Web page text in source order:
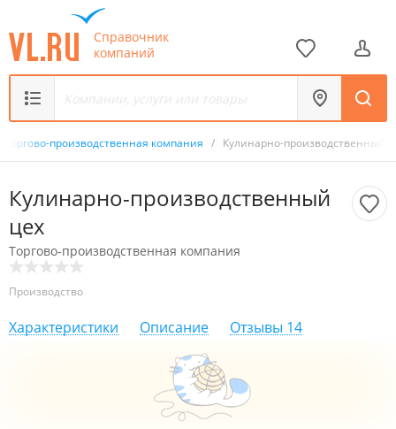
Справочник
компаний
Торгово-производственная компания / Кулинарно-производственный
Кулинарно-производственный
цех
Торгово-производственная компания
Производство
Характеристики Описание Отзывы 14